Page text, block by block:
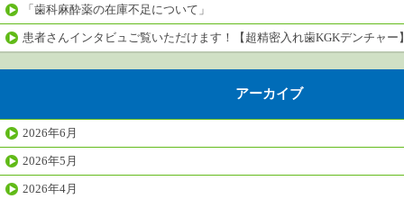
「歯科麻酔薬の在庫不足について」
患者さんインタビュご覧いただけます！【超精密入れ歯KGKデンチャー
アーカイブ
2026年6月
2026年5月
2026年4月